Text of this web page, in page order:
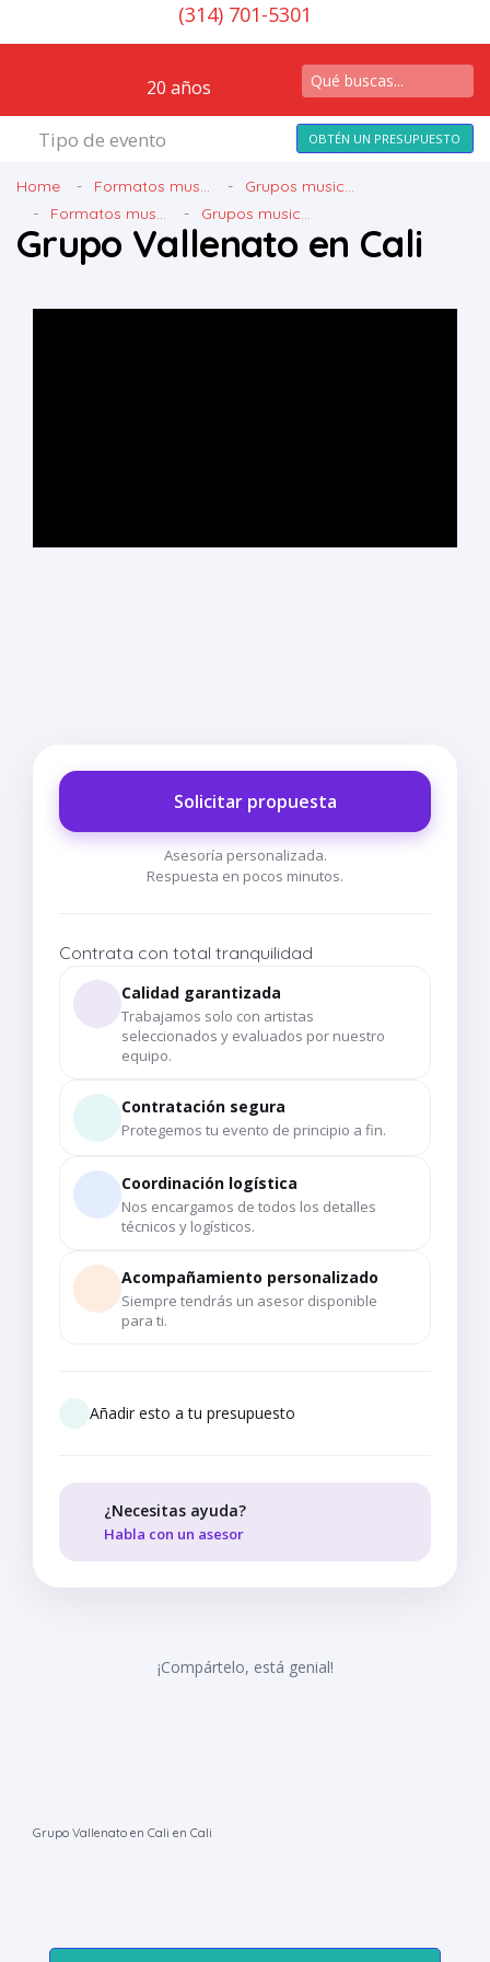
(314) 701-5301
20 años
Tipo de evento OBTÉN UN PRESUPUESTO
Home Formatos mus...
Grupos music...
Formatos mus...
Grupos music...
Grupo Vallenato en Cali
Solicitar propuesta
Asesoría personalizada.
Respuesta en pocos minutos.
Contrata con total tranquilidad
Calidad garantizada
Trabajamos solo con artistas
seleccionados y evaluados por nuestro
equipo.
Contratación segura
Protegemos tu evento de principio a fin.
Coordinación logística
Nos encargamos de todos los detalles
técnicos y logísticos.
Acompañamiento personalizado
Siempre tendrás un asesor disponible
para ti.
Añadir esto a tu presupuesto
¿Necesitas ayuda?
Habla con un asesor
¡Compártelo, está genial!
Grupo Vallenato en Cali en Cali